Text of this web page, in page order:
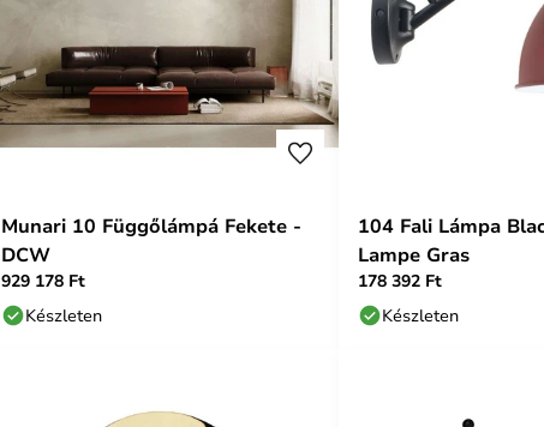
Munari 10 Függőlámpá Fekete -
DCW
929 178 Ft
Készleten
104 Fali Lámpa
Lampe Gras
178 392 Ft
Készleten